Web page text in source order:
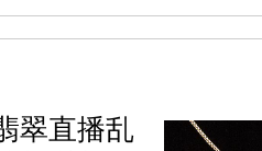
幕。据介绍，
中国工艺美术
术协会协...
翠直播乱